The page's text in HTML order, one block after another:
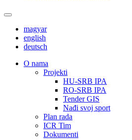
magyar
english
deutsch
О nama
Projekti
HU-SRB IPA
RO-SRB IPA
Tender GIS
Nađi svoj sport
Plan rada
ICR Tim
Dokumenti